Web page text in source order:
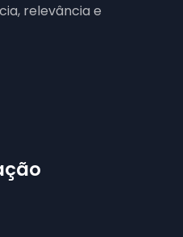
relevância e